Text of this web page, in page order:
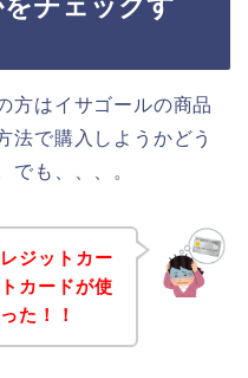
方はイサゴールの商品
法で購入しようかどう
でも、、、。
ジットカー
カードが使
た！！